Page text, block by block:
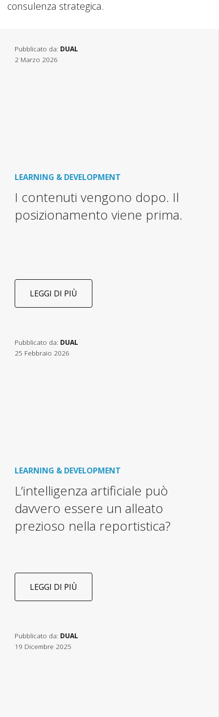
consulenza strategica.
Pubblicato da: DUAL
2 Marzo 2026
LEARNING & DEVELOPMENT
I contenuti vengono dopo. Il
posizionamento viene prima.
LEGGI DI PIÙ
Pubblicato da: DUAL
25 Febbraio 2026
LEARNING & DEVELOPMENT
L’intelligenza artificiale può
davvero essere un alleato
prezioso nella reportistica?
LEGGI DI PIÙ
Pubblicato da: DUAL
19 Dicembre 2025